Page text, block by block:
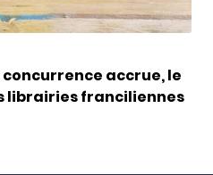
accrue, le
librairies franciliennes